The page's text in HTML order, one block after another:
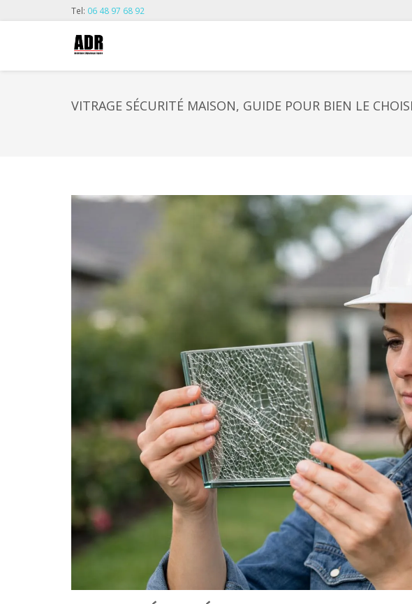
Tel: 06 48 97 68 92
VITRAGE SÉCURITÉ MAISON, GUIDE POUR BIEN LE